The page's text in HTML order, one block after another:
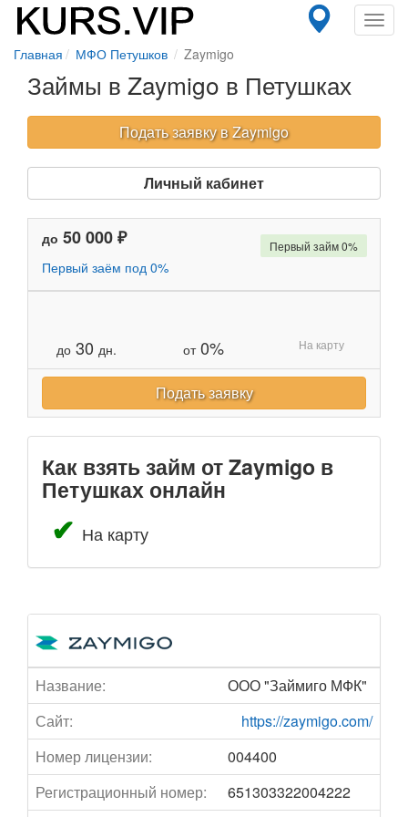
Главная МФО Петушков Zaymigo
Займы в Zaymigo в Петушках
Подать заявку в Zaymigo
Личный кабинет
до 50 000 ₽
Первый заём под 0%
до 30 дн. от0%
Первый займ 0%
На карту
Подать заявку
Как взять займ от Zaymigo в
Петушках онлайн
На карту
Название:
ООО "Займиго МФК"
Сайт:
https://zaymigo.com/
Номер лицензии:
004400
Регистрационный номер:
651303322004222